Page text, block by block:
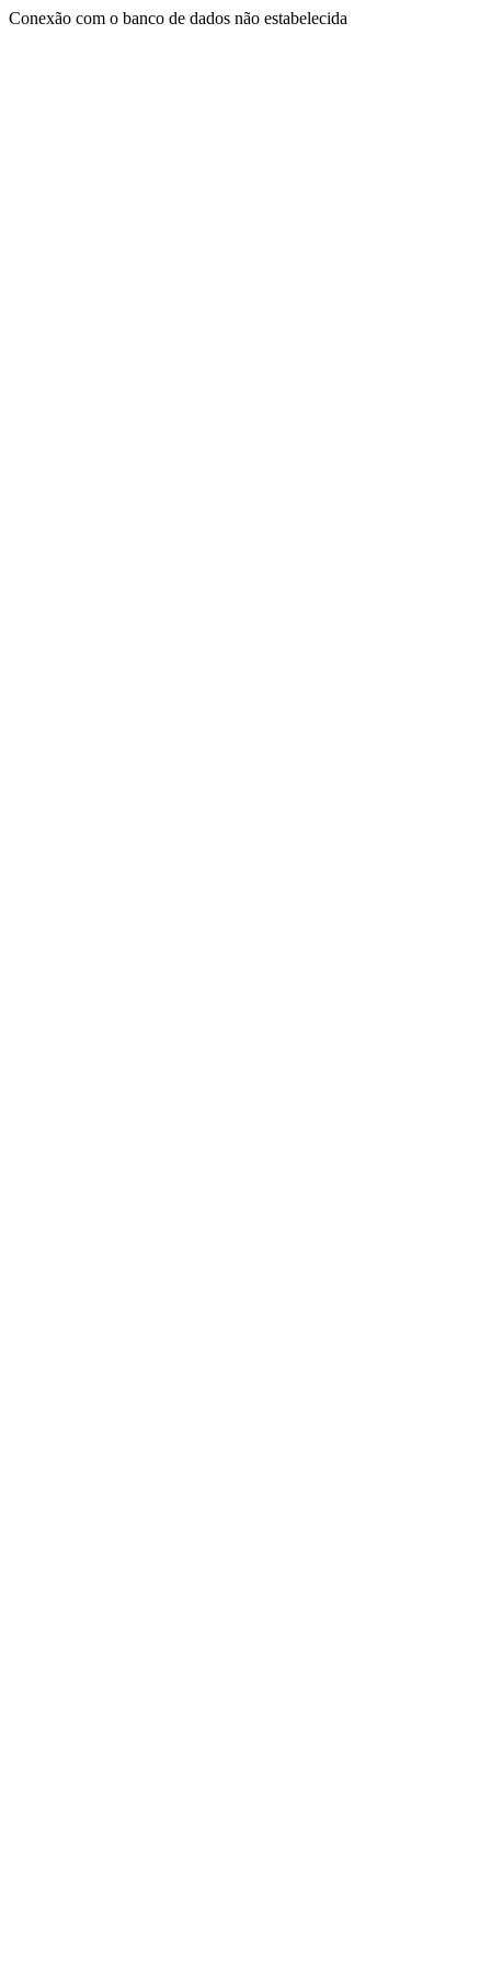
Conexão com o banco de dados não estabelecida